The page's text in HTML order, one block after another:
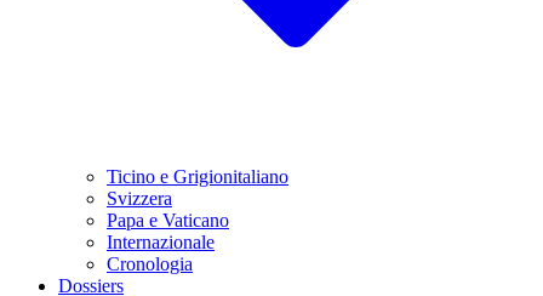
Ticino e Grigionitaliano
Svizzera
Papa e Vaticano
Internazionale
Cronologia
Dossiers